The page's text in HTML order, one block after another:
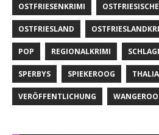
OSTFRIESENKRIMI
OSTFRIESLAND
POP REGIONALKRIMI
SPERBYS SPIEKEROOG THALIA
VERÖFFENTLICHUNG